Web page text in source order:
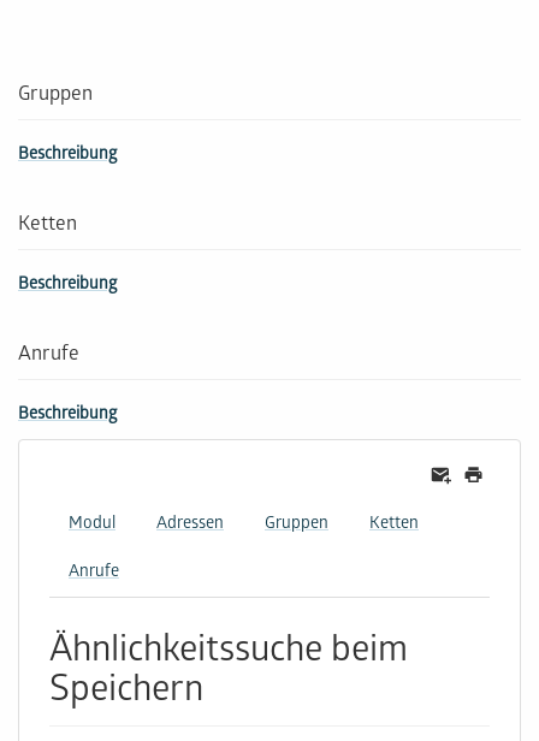
Gruppen
Beschreibung
Ketten
Beschreibung
Anrufe
Beschreibung
Modul Adressen Gruppen Ketten
Anrufe
Ähnlichkeitssuche beim
Speichern